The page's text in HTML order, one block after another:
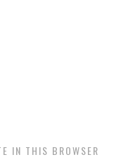
IN THIS BROWSER